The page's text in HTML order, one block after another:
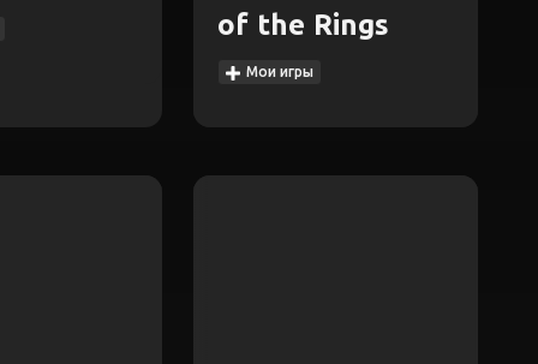
of the Rings
Мои игры